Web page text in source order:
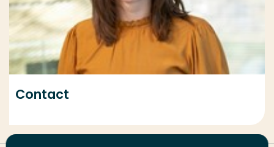
Contact